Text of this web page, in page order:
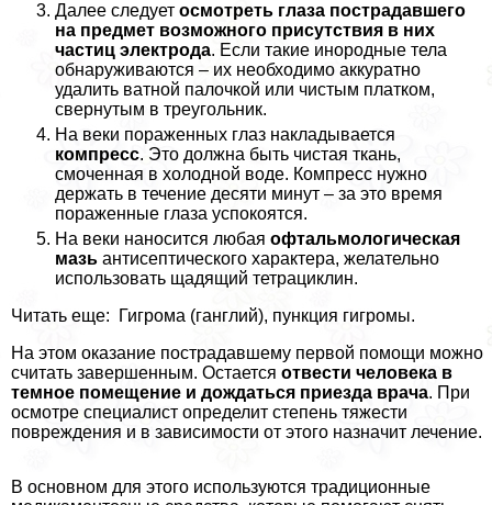
Далее следует осмотреть глаза пострадавшего
на предмет возможного присутствия в них
частиц электрода. Если такие инородные тела
обнаруживаются – их необходимо аккуратно
удалить ватной палочкой или чистым платком,
свернутым в треугольник.
На веки пораженных глаз накладывается
компресс. Это должна быть чистая ткань,
смоченная в холодной воде. Компресс нужно
держать в течение десяти минут – за это время
пораженные глаза успокоятся.
На веки наносится любая офтальмологическая
мазь антисептического хаpaктера, желательно
использовать щадящий тетрациклин.
Читать еще: Гигрома (ганглий), пункция гигромы.
На этом оказание пострадавшему первой помощи можно
считать завершенным. Остается отвести человека в
темное помещение и дождаться приезда врача. При
осмотре специалист определит степень тяжести
повреждения и в зависимости от этого назначит лечение.
В основном для этого используются традиционные